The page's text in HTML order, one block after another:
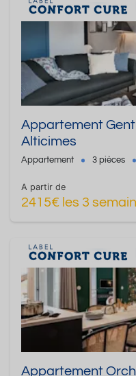
Appartement
Alticimes
Appartement 3 pièces
A partir de
2415€ les 3
Appartement